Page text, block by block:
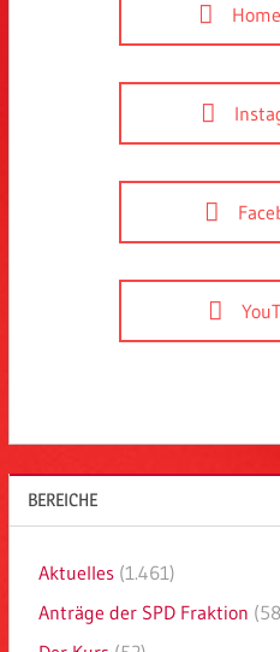
BEREICHE
Aktuelles(1.461)
Anträge der SPD Fraktion